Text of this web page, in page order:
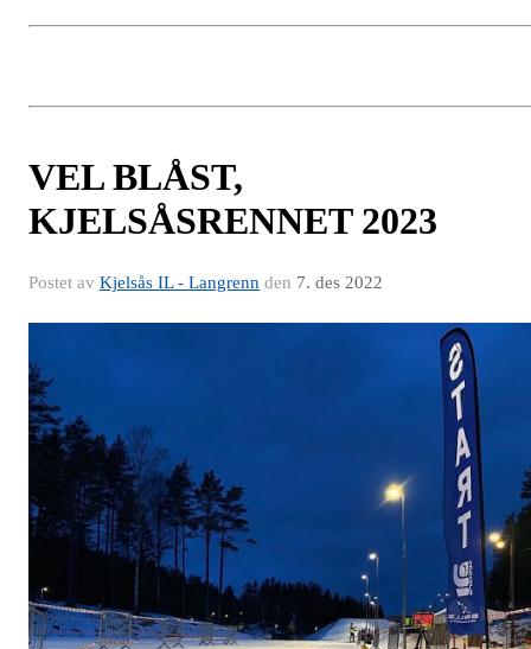
VEL BLÅST,
KJELSÅSRENNET 2023
Postet av Kjelsås IL - Langrenn den 7. des 2022